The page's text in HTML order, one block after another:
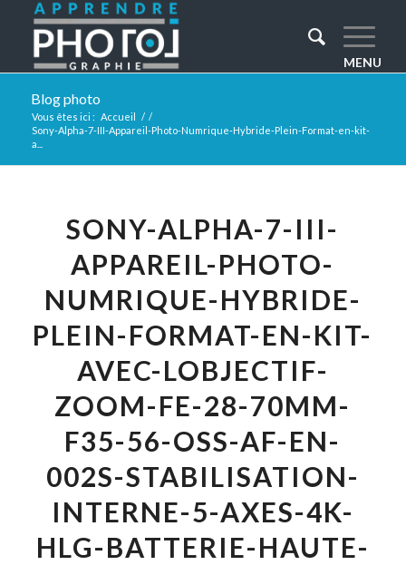
Blog photo
Vous êtes ici : Accueil / /
Sony-Alpha-7-III-Appareil-Photo-Numrique-Hybride-Plein-Format-en-kit-
a...
SONY-ALPHA-7-III-
APPAREIL-PHOTO-
NUMRIQUE-HYBRIDE-
PLEIN-FORMAT-EN-KIT-
AVEC-LOBJECTIF-
ZOOM-FE-28-70MM-
F35-56-OSS-AF-EN-
002S-STABILISATION-
INTERNE-5-AXES-4K-
HLG-BATTERIE-HAUTE-